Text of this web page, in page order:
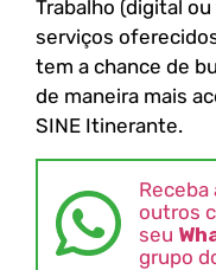
Trabalho (digital
serviços
tem a chance de
de maneira mais
SINE Itinerante.
Receba
outros
seu
grupo